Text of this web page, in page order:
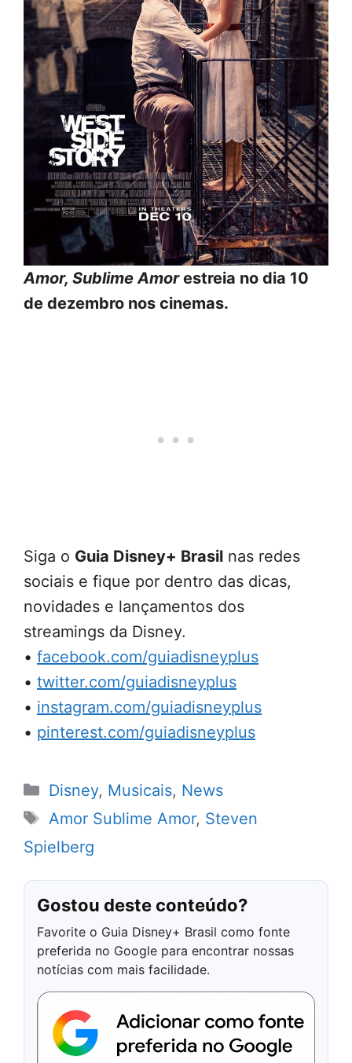
Amor, Sublime Amorestreia no dia 10
de dezembro nos cinemas.
Siga o Guia Disney+ Brasil nas redes
sociais e fique por dentro das dicas,
novidades e lançamentos dos
streamings da Disney.
• facebook.com/guiadisneyplus
• twitter.com/guiadisneyplus
• instagram.com/guiadisneyplus
• pinterest.com/guiadisneyplus
Categorias
Disney, Musicais, News
Tags
Amor Sublime Amor, Steven
Spielberg
Gostou deste conteúdo?
Favorite o Guia Disney+ Brasil como fonte
preferida no Google para encontrar nossas
notícias com mais facilidade.